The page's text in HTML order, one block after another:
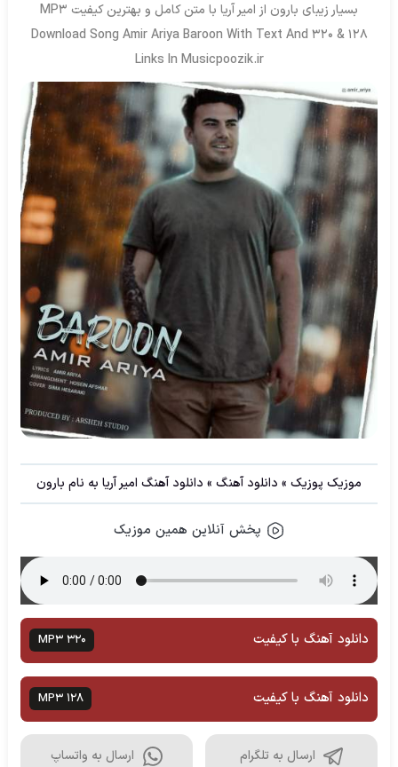
بسیار زیبای بارون از امیر آریا با متن کامل و بهترین کیفیت MP3
Download Song Amir Ariya Baroon With Text And 320 & 128
Links In Musicpoozik.ir
موزیک پوزیک» دانلود آهنگ» دانلود آهنگ امیر آریا به نام بارون
پخش آنلاین همین موزیک
دانلود آهنگ با کیفیت MP3 320
دانلود آهنگ با کیفیت MP3 128
ارسال به تلگرام ارسال به واتساپ